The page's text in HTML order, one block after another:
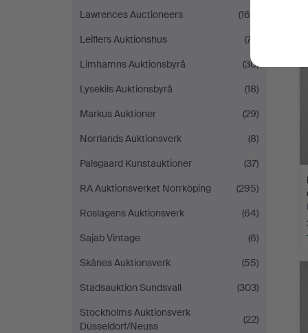
Lawrences Auctioneers
(165)
Leiflers Auktionshus
(77)
Limhamns Auktionsbyrå
(30)
Lysekils Auktionsbyrå
(18)
Markus Auktioner
(29)
Norrlands Auktionsverk
(8)
Palsgaard Kunstauktioner
(37)
RA Auktionsverket Norrköping
(295)
Roslagens Auktionsverk
(64)
Sajab Vintage
(6)
Skånes Auktionsverk
(55)
Stadsauktion Sundsvall
(303)
Stockholms Auktionsverk
Düsseldorf/Neuss
(22)